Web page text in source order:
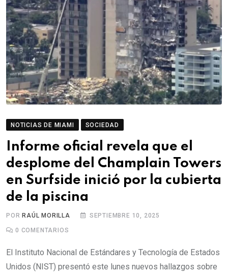
NOTICIAS DE MIAMI SOCIEDAD
Informe oficial revela que el
desplome del Champlain Towers
en Surfside inició por la cubierta
de la piscina
POR RAÚL MORILLA SEPTIEMBRE 10, 2025
0 COMENTARIOS
El Instituto Nacional de Estándares y Tecnología de Estados
Unidos (NIST) presentó este lunes nuevos hallazgos sobre